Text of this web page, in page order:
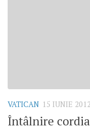
VATICAN 15 IUNIE 2012
Întâlnire